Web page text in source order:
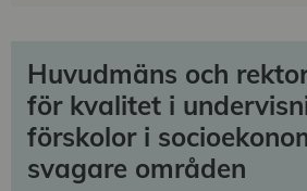
Huvudmäns och
för kvalitet i
förskolor i
svagare områden